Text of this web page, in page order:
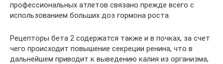
профессиональных атлетов связано прежде всего с
использованием больших доз гормона роста.
Рецепторы бета 2 содержатся также и в почках, за счет
чего происходит повышение секреции ренина, что в
дальнейшем приводит к выведению калия из организма,